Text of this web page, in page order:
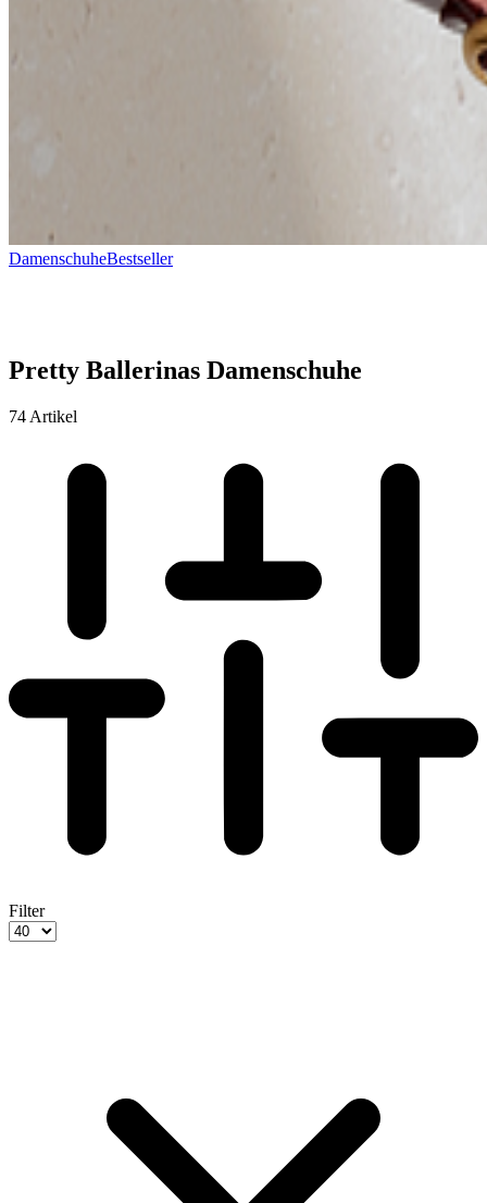
DamenschuheBestseller
Pretty Ballerinas Damenschuhe
74 Artikel
Filter